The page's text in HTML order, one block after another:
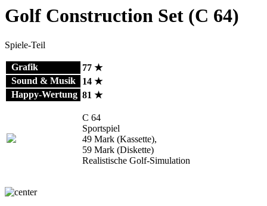
Golf Construction Set (C 64)
Spiele-Teil
Grafik
77 ★
Sound & Musik
14 ★
Happy-Wertung 81 ★
C 64
Sportspiel
49 Mark (Kassette),
59 Mark (Diskette)
Realistische Golf-Simulation